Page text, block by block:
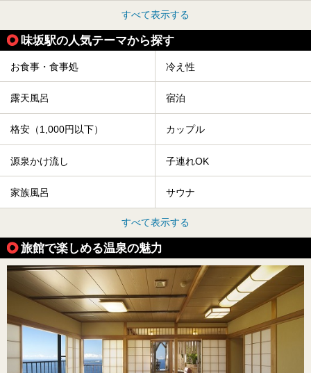
すべて表示する
味坂駅の人気テーマから探す
お食事・食事処 冷え性
露天風呂 宿泊
格安（1,000円以下） カップル
源泉かけ流し 子連れOK
家族風呂 サウナ
すべて表示する
旅館で楽しめる温泉の魅力